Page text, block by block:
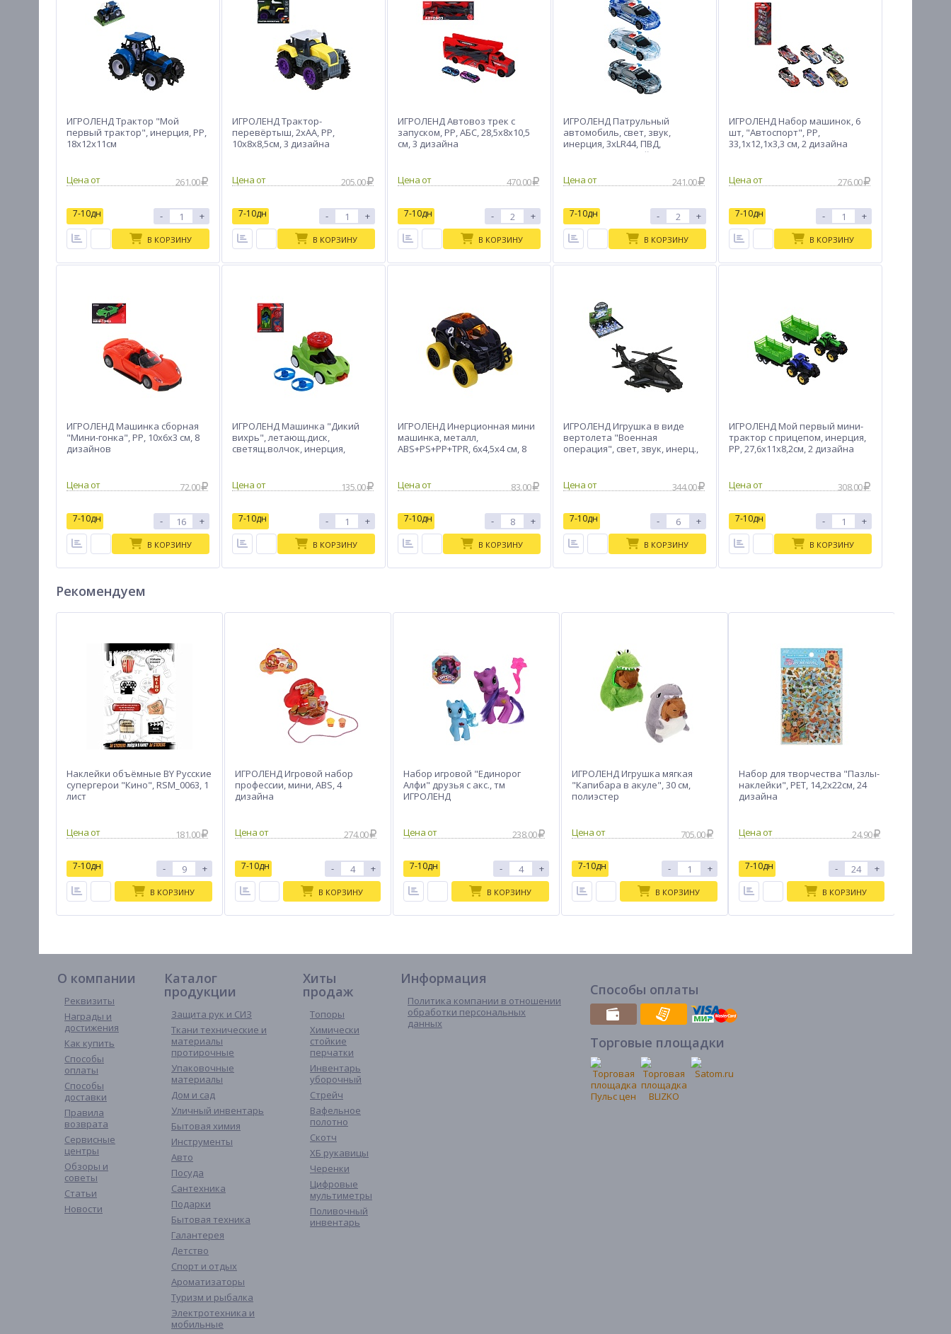
ИГРОЛЕНД Трактор "Мой
первый трактор", инерция, РР,
18х12х11см
Цена от 261.00
7-10дн - +
В КОРЗИНУ
ИГРОЛЕНД Трактор-
перевёртыш, 2хАА, PP,
10х8х8,5см, 3 дизайна
Цена от 205.00
7-10дн - +
В КОРЗИНУ
ИГРОЛЕНД Автовоз трек с
запуском, РР, АБС, 28,5х8х10,5
см, 3 дизайна
Цена от 470.00
7-10дн - +
В КОРЗИНУ
ИГРОЛЕНД Патрульный
автомобиль, свет, звук,
инерция, 3хLR44, ПВД,
15,5x5x7см, 3 дизайна
Цена от
241.00
7-10дн - +
В КОРЗИНУ
ИГРОЛЕНД Набор машинок, 6
шт, "Автоспорт", PP,
33,1х12,1х3,3 см, 2 дизайна
Цена от 276.00
7-10дн - +
В КОРЗИНУ
ИГРОЛЕНД Машинка сборная
"Мини-гонка", PP, 10х6х3 см, 8
дизайнов
Цена от 72.00
7-10дн - +
В КОРЗИНУ
ИГРОЛЕНД Машинка "Дикий
вихрь", летающ.диск,
светящ.волчок, инерция,
Цена от
135.00
7-10дн - +
В КОРЗИНУ
ИГРОЛЕНД Инерционная мини
машинка, металл,
ABS+PS+PP+TPR, 6х4,5х4 см, 8
Цена от
83.00
7-10дн - +
В КОРЗИНУ
ИГРОЛЕНД Игрушка в виде
вертолета "Военная
операция", свет, звук, инерц.,
Цена от
344.00
7-10дн - +
В КОРЗИНУ
ИГРОЛЕНД Мой первый мини-
трактор с прицепом, инерция,
РР, 27,6х11х8,2см, 2 дизайна
Цена от 308.00
7-10дн - +
В КОРЗИНУ
Рекомендуем
Наклейки объёмные BY Русские
супергерои "Кино", RSM_0063, 1
лист
181.00
7-10дн - +
В КОРЗИНУ
ИГРОЛЕНД Игровой набор
профессии, мини, ABS, 4
дизайна
274.00
7-10дн - +
В КОРЗИНУ
Набор игровой "Единорог
Алфи" друзья с акс., тм
ИГРОЛЕНД
238.00
7-10дн - +
В КОРЗИНУ
ИГРОЛЕНД Игрушка мягкая
"Капибара в акуле", 30 см,
полиэстер
705.00
7-10дн - +
В КОРЗИНУ
Набор для творчества "Пазлы-
наклейки", PET, 14,2х22см, 24
дизайна
24.90
7-10дн - +
В КОРЗИНУ
О компании
Реквизиты
Награды и
достижения
Как купить
Способы
оплаты
Способы
доставки
Правила
возврата
Сервисные
центры
Обзоры и
советы
Статьи
Новости
Каталог
продукции
Защита рук и СИЗ
Ткани технические и
материалы
протирочные
Упаковочные
материалы
Дом и сад
Уличный инвентарь
Бытовая химия
Инструменты
Авто
Посуда
Сантехника
Подарки
Бытовая техника
Галантерея
Детство
Спорт и отдых
Ароматизаторы
Туризм и рыбалка
Электротехника и
мобильные
Хиты
продаж
Топоры
Химически
стойкие
перчатки
Инвентарь
уборочный
Стрейч
Вафельное
полотно
Скотч
ХБ рукавицы
Черенки
Цифровые
мультиметры
Поливочный
инвентарь
Информация
Политика компании в отношении
обработки персональных
данных
Способы оплаты
Торговые площадки